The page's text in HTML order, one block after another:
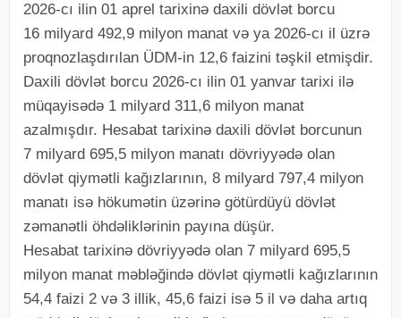
2026-cı ilin 01 aprel tarixinə daxili dövlət borcu
16 milyard 492,9 milyon manat və ya 2026-cı il üzrə
proqnozlaşdırılan ÜDM-in 12,6 faizini təşkil etmişdir.
Daxili dövlət borcu 2026-cı ilin 01 yanvar tarixi ilə
müqayisədə 1 milyard 311,6 milyon manat
azalmışdır. Hesabat tarixinə daxili dövlət borcunun
7 milyard 695,5 milyon manatı dövriyyədə olan
dövlət qiymətli kağızlarının, 8 milyard 797,4 milyon
manatı isə hökumətin üzərinə götürdüyü dövlət
zəmanətli öhdəliklərinin payına düşür.
Hesabat tarixinə dövriyyədə olan 7 milyard 695,5
milyon manat məbləğində dövlət qiymətli kağızlarının
54,4 faizi 2 və 3 illik, 45,6 faizi isə 5 il və daha artıq